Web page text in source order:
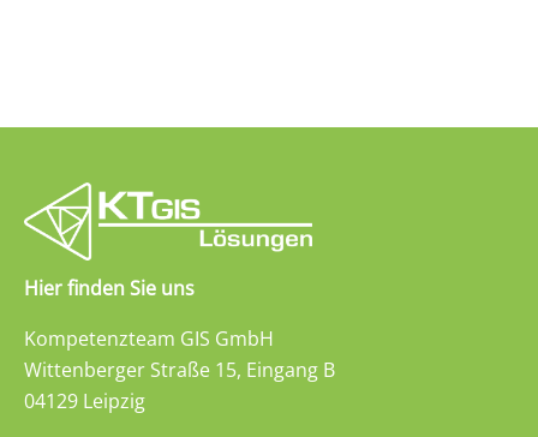
Hier finden Sie uns
Kompetenzteam GIS GmbH
Wittenberger Straße 15, Eingang B
04129 Leipzig